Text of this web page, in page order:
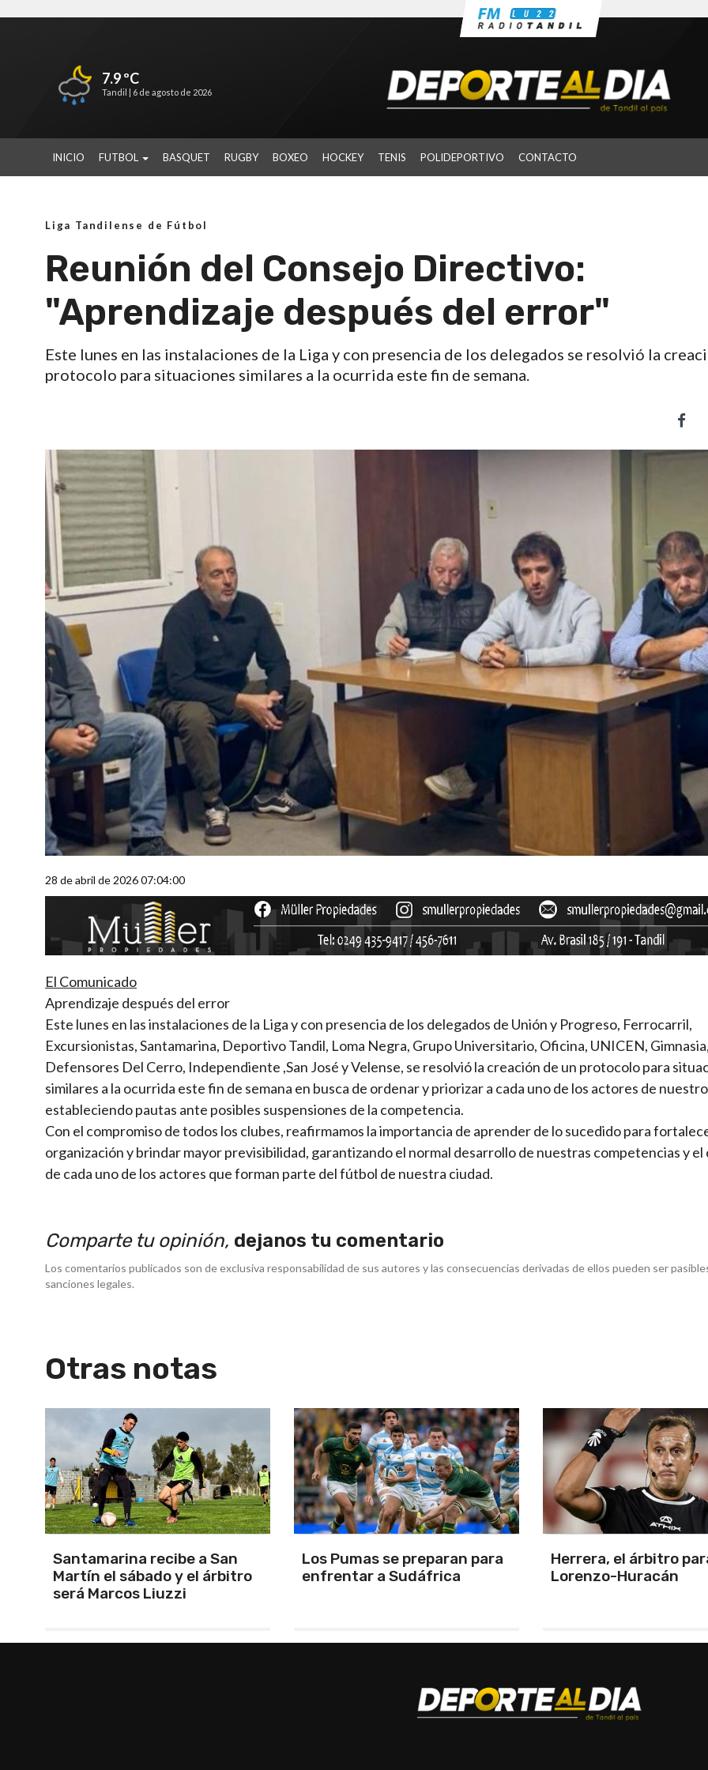
7.9 ºC
Tandil | 6 de agosto de 2026
INICIO FUTBOL BASQUET RUGBY BOXEO HOCKEY TENIS POLIDEPORTIVO CONTACTO
Liga Tandilense de Fútbol
Reunión del Consejo Directivo:
"Aprendizaje después del error"
Este lunes en las instalaciones de la Liga y con presencia de los delegados se resolvió la
protocolo para situaciones similares a la ocurrida este fin de semana.
28 de abril de 2026 07:04:00
El Comunicado
Aprendizaje después del error
Este lunes en las instalaciones de la Liga y con presencia de los delegados de Unión y Progreso, Ferrocarril,
Excursionistas, Santamarina, Deportivo Tandil, Loma Negra, Grupo Universitario, Oficina, UNICEN,
Defensores Del Cerro, Independiente ,San José y Velense, se resolvió la creación de un protocolo para
similares a la ocurrida este fin de semana en busca de ordenar y priorizar a cada uno de los actores de
estableciendo pautas ante posibles suspensiones de la competencia.
Con el compromiso de todos los clubes, reafirmamos la importancia de aprender de lo sucedido para
organización y brindar mayor previsibilidad, garantizando el normal desarrollo de nuestras competencias y el
de cada uno de los actores que forman parte del fútbol de nuestra ciudad.
Comparte tu opinión, dejanos tu comentario
Los comentarios publicados son de exclusiva responsabilidad de sus autores y las consecuencias derivadas de ellos pueden ser
sanciones legales.
Otras notas
Los Pumas se preparan para
enfrentar a Sudáfrica
Herrera, el árbitro para San
Lorenzo-Huracán
Con un gol de
Ascacíbar, Boca